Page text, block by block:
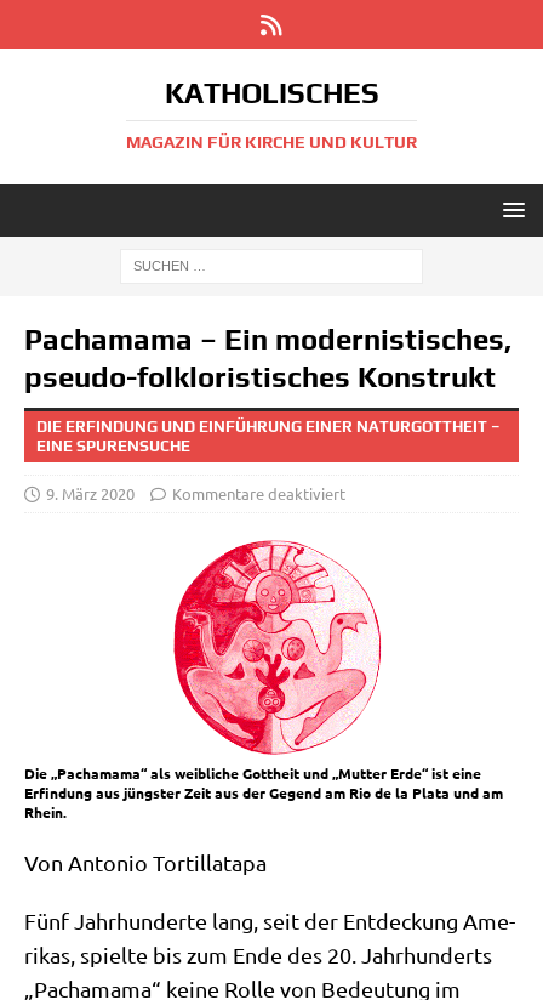
KATHOLISCHES
MAGAZIN FÜR KIRCHE UND KULTUR
Pachamama – Ein modernistisches,
pseudo-folkloristisches Konstrukt
DIE ERFINDUNG UND EINFÜHRUNG EINER NATURGOTTHEIT –
EINE SPURENSUCHE
9. März 2020 Kommentare deaktiviert
Die „Pachamama“ als weibliche Gottheit und „Mutter Erde“ ist eine
Erfindung aus jüngster Zeit aus der Gegend am Rio de la Plata und am
Rhein.
Von Anto­nio Tortillatapa
Fünf Jahr­hun­der­te lang, seit der Ent­deckung Ame­
ri­kas, spiel­te bis zum Ende des 20. Jahr­hun­derts
„Pacha­ma­ma“ kei­ne Rol­le von Bedeu­tung im